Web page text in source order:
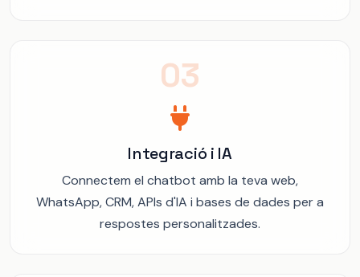
03
Integració i IA
Connectem el chatbot amb la teva web,
WhatsApp, CRM, APIs d'IA i bases de dades per a
respostes personalitzades.